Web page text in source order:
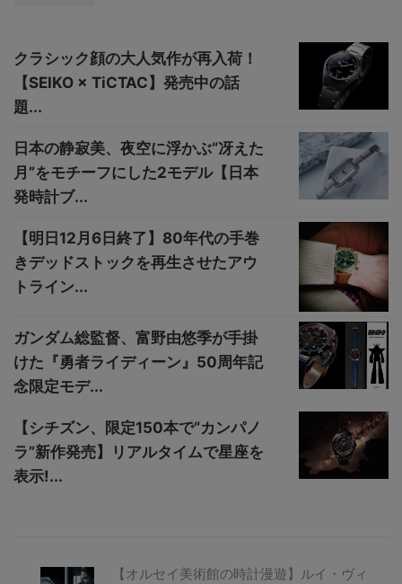
クラシック顔の大人気作が再入荷！
【SEIKO × TiCTAC】発売中の話
題...
日本の静寂美、夜空に浮かぶ“冴えた
月”をモチーフにした2モデル【日本
発時計ブ...
【明日12月6日終了】80年代の手巻
きデッドストックを再生させたアウ
トライン...
ガンダム総監督、富野由悠季が手掛
けた『勇者ライディーン』50周年記
念限定モデ...
【シチズン、限定150本で“カンパノ
ラ”新作発売】リアルタイムで星座を
表示!...
【オルセイ美術館の時計漫遊】ルイ・ヴィ